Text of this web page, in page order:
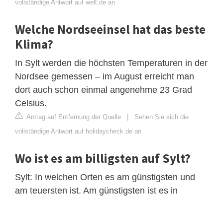
vollständige Antwort auf welt.de an
Welche Nordseeinsel hat das beste
Klima?
In Sylt werden die höchsten Temperaturen in der
Nordsee gemessen – im August erreicht man
dort auch schon einmal angenehme 23 Grad
Celsius.
Antrag auf Entfernung der Quelle | Sehen Sie sich die
vollständige Antwort auf holidaycheck.de an
Wo ist es am billigsten auf Sylt?
Sylt: In welchen Orten es am günstigsten und
am teuersten ist. Am günstigsten ist es in